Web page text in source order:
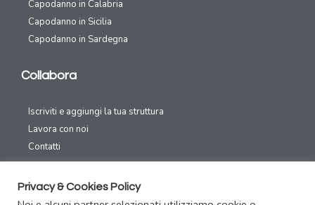
Capodanno in Calabria
Capodanno in Sicilia
Capodanno in Sardegna
Collabora
Iscriviti e aggiungi la tua struttura
Lavora con noi
Contatti
Canali Social
Privacy & Cookies Policy